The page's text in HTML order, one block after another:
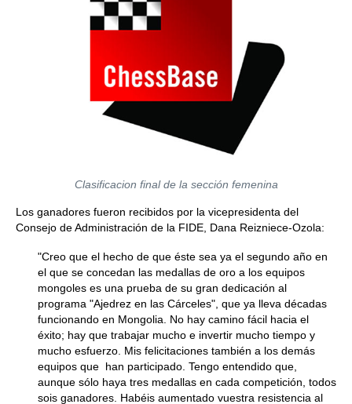
Clasificacion final de la sección femenina
Los ganadores fueron recibidos por la vicepresidenta del
Consejo de Administración de la FIDE, Dana Reizniece-Ozola:
"Creo que el hecho de que éste sea ya el segundo año en
el que se concedan las medallas de oro a los equipos
mongoles es una prueba de su gran dedicación al
programa "Ajedrez en las Cárceles", que ya lleva décadas
funcionando en Mongolia. No hay camino fácil hacia el
éxito; hay que trabajar mucho e invertir mucho tiempo y
mucho esfuerzo. Mis felicitaciones también a los demás
equipos que han participado. Tengo entendido que,
aunque sólo haya tres medallas en cada competición, todos
sois ganadores. Habéis aumentado vuestra resistencia al